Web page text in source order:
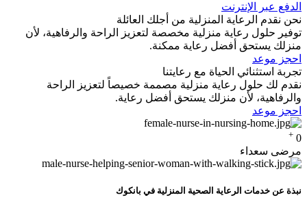
الدفع عبر الإنترنت
نحن نقدم الرعاية المنزلية من أجلك العائلة
توفير حلول رعاية منزلية مخصصة لتعزيز الراحة والرفاهية، لأن
منزلك يستحق أفضل رعاية ممكنة.
احجز موعد
تجربة استثنائي الحياة مع رعايتنا
نقدم لك حلول رعاية منزلية مصممة خصيصاً لتعزيز الراحة
والرفاهية، لأن منزلك يستحق أفضل رعاية.
احجز موعد
0
+
مرضى سعداء
نبذة عن خدمات الرعاية الصحية المنزلية في بانكوك